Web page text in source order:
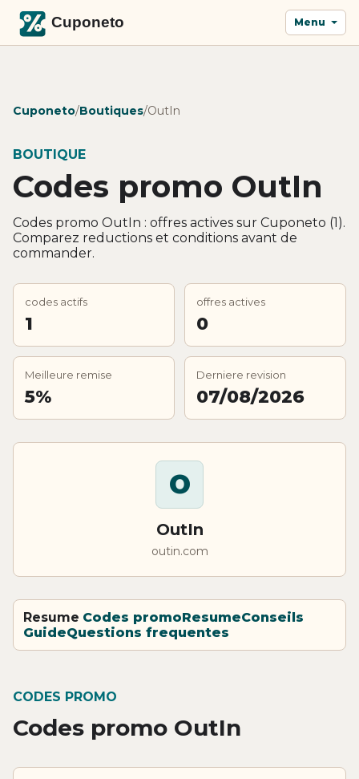
Menu
Cuponeto/Boutiques/OutIn
BOUTIQUE
Codes promo OutIn
Codes promo OutIn : offres actives sur Cuponeto (1).
Comparez reductions et conditions avant de
commander.
codes actifs
1
offres actives
0
Meilleure remise
5%
Derniere revision
07/08/2026
O
OutIn
outin.com
Resume Codes promoResumeConseils
GuideQuestions frequentes
CODES PROMO
Codes promo OutIn